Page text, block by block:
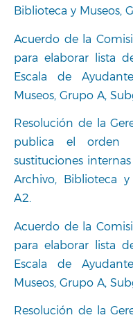
Biblioteca y Museos,
Acuerdo de la
para elaborar lista
Escala de
Museos, Grupo A,
Resolución de la
publica el orden
sustituciones
Archivo, Biblioteca
A2.
Acuerdo de la
para elaborar lista
Escala de
Museos, Grupo A,
Resolución de la